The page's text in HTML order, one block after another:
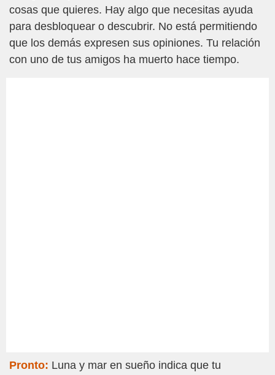
cosas que quieres. Hay algo que necesitas ayuda
para desbloquear o descubrir. No está permitiendo
que los demás expresen sus opiniones. Tu relación
con uno de tus amigos ha muerto hace tiempo.
Pronto: Luna y mar en sueño indica que tu